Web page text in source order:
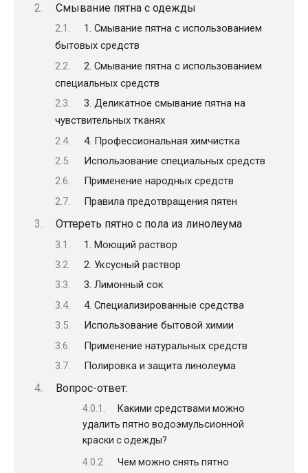
Смывание пятна с одежды
1. Смывание пятна с использованием
бытовых средств
2. Смывание пятна с использованием
специальных средств
3. Деликатное смывание пятна на
чувствительных тканях
4. Профессиональная химчистка
Использование специальных средств
Применение народных средств
Правила предотвращения пятен
Оттереть пятно с пола из линолеума
1. Моющий раствор
2. Уксусный раствор
3. Лимонный сок
4. Специализированные средства
Использование бытовой химии
Применение натуральных средств
Полировка и защита линолеума
Вопрос-ответ:
Какими средствами можно
удалить пятно водоэмульсионной
краски с одежды?
Чем можно снять пятно